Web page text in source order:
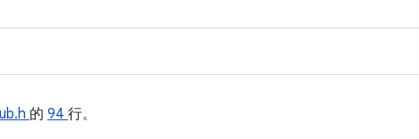
的 94 行。